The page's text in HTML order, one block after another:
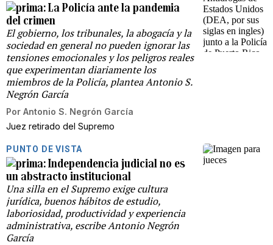
La Policía ante la pandemia
del crimen
El gobierno, los tribunales, la abogacía y la
sociedad en general no pueden ignorar las
tensiones emocionales y los peligros reales
que experimentan diariamente los
miembros de la Policía, plantea Antonio S.
Negrón García
Por Antonio S. Negrón García
Juez retirado del Supremo
PUNTO DE VISTA
Independencia judicial no es
un abstracto institucional
Una silla en el Supremo exige cultura
jurídica, buenos hábitos de estudio,
laboriosidad, productividad y experiencia
administrativa, escribe Antonio Negrón
García